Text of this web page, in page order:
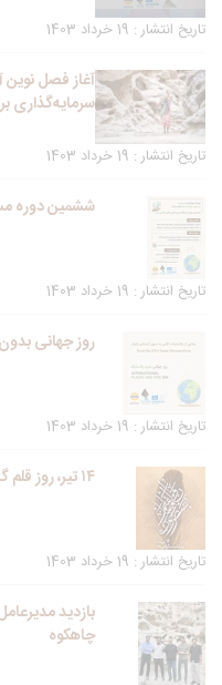
تاریخ انتشار : 19 خرداد 1403
آغاز فصل
سرمایه‌گذاری
تاریخ انتشار : 19 خرداد 1403
ششمین دوره
تاریخ انتشار : 19 خرداد 1403
روز جهانی
تاریخ انتشار : 19 خرداد 1403
۱۴ تیر، روز قلم گرامی باد
تاریخ انتشار : 19 خرداد 1403
بازدید
چاهکوه